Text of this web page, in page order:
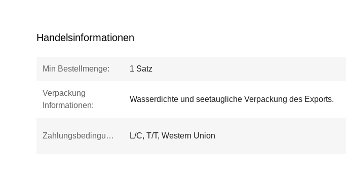
Handelsinformationen
Min Bestellmenge: 1 Satz
Verpackung
Informationen:
Wasserdichte und seetaugliche Verpackung des Exports.
Zahlungsbedingungen: L/C, T/T, Western Union